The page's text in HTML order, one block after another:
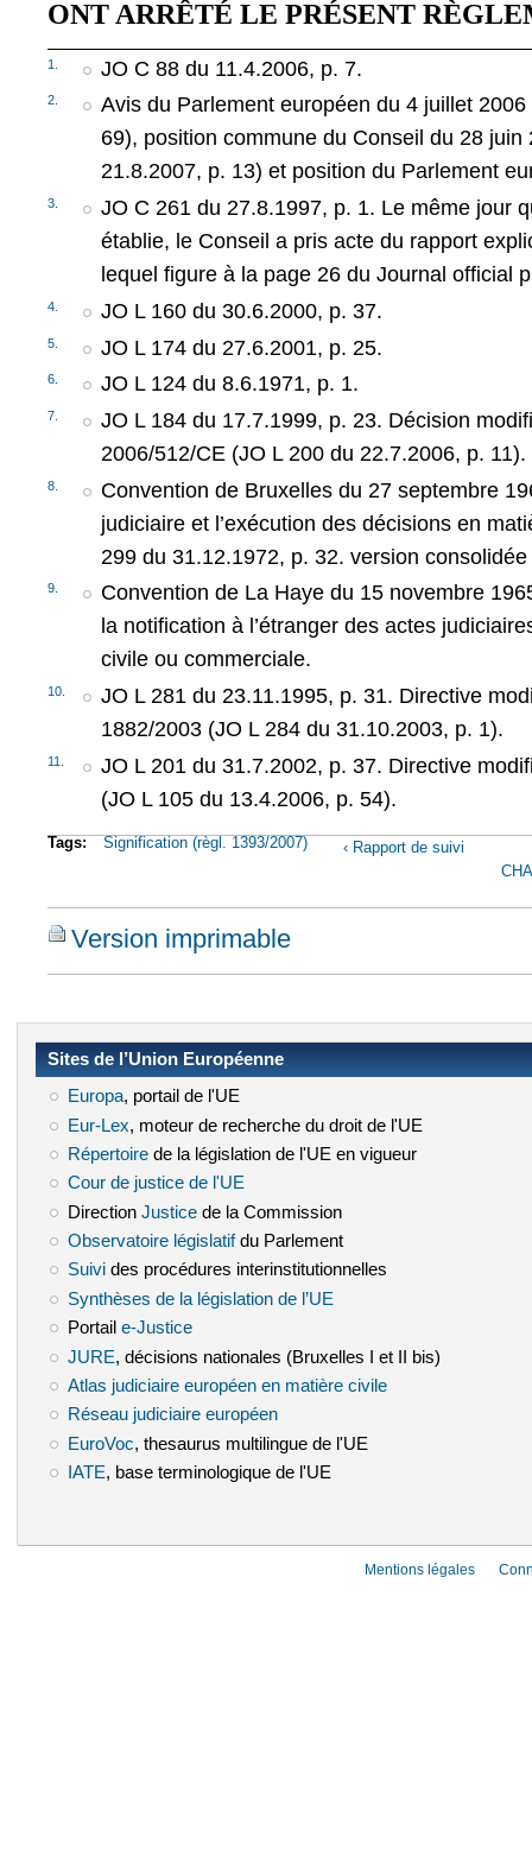
ONT ARRÊTÉ LE PRÉSENT
1. JO C 88 du 11.4.2006, p. 7.
2.
Avis du Parlement européen du 4 juillet
69), position commune du Conseil du 28 juin
21.8.2007, p. 13) et position du Parlement
3.
JO C 261 du 27.8.1997, p. 1. Le même jour
établie, le Conseil a pris acte du rapport
lequel figure à la page 26 du Journal official
4. JO L 160 du 30.6.2000, p. 37.
5. JO L 174 du 27.6.2001, p. 25.
6. JO L 124 du 8.6.1971, p. 1.
7.
JO L 184 du 17.7.1999, p. 23. Décision
2006/512/CE (JO L 200 du 22.7.2006, p. 11).
8.
Convention de Bruxelles du 27 septembre
judiciaire et l’exécution des décisions en
299 du 31.12.1972, p. 32. version
9.
Convention de La Haye du 15 novembre
la notification à l’étranger des actes
civile ou commerciale.
10.
JO L 281 du 23.11.1995, p. 31. Directive
1882/2003 (JO L 284 du 31.10.2003, p. 1).
11.
JO L 201 du 31.7.2002, p. 37. Directive
(JO L 105 du 13.4.2006, p. 54).
Tags: Signification (règl. 1393/2007)
‹ Rapport de suivi
Version imprimable
Sites de l’Union Européenne
Europa(le lien est externe)
, portail de l'UE
Eur-Lex (le lien est externe)
, moteur de recherche du droit de l'UE
Répertoire(le lien est externe)
de la législation de l'UE en vigueur
Cour de justice de l'UE
Direction Justice(le lien est externe)
de la Commission
Observatoire législatif(le lien est externe)
du Parlement
Suivi(le lien est externe)
des procédures interinstitutionnelles
Synthèses de la législation de l’UE
Portail e-Justice(le lien est externe)
JURE (le lien est externe)
, décisions nationales (Bruxelles I et II bis)
Atlas judiciaire européen en matière civile(le lien est externe)
Réseau judiciaire européen(le lien est externe)
EuroVoc (le lien est externe)
, thesaurus multilingue de l'UE
IATE (le lien est externe)
, base terminologique de l'UE
Mentions légales